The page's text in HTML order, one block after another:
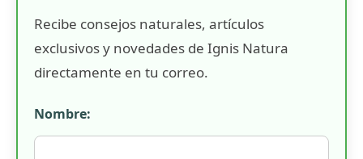
Recibe consejos naturales, artículos
exclusivos y novedades de Ignis Natura
directamente en tu correo.
Nombre: